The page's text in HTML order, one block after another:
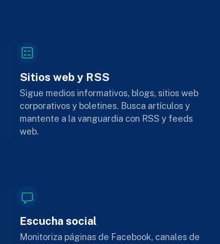
Sitios web y RSS
Sigue medios informativos, blogs, sitios web
corporativos y boletines. Busca artículos y
mantente a la vanguardia con RSS y feeds
web.
Escucha social
Monitoriza páginas de Facebook, canales de